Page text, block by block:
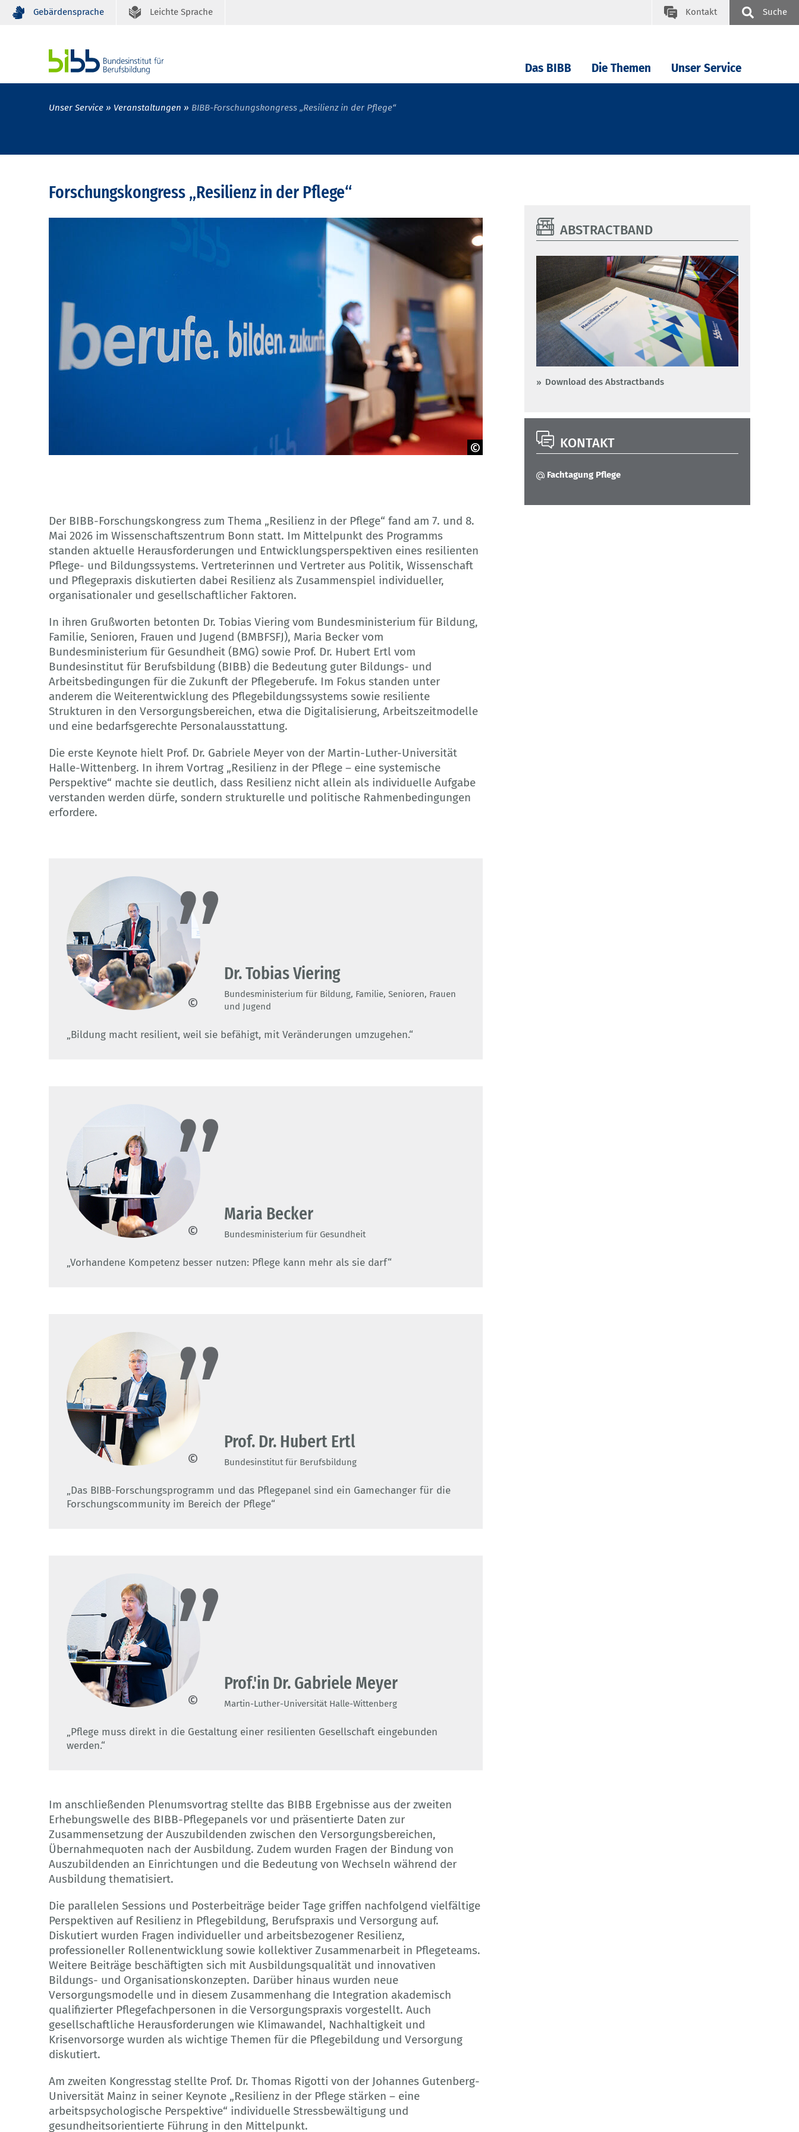
Gebärdensprache Leichte Sprache Kontakt Suche
Das BIBB Die Themen Unser Service
Unser Service Veranstaltungen BIBB-Forschungskongress „Resilienz in der Pflege“
Forschungskongress „Resilienz in der Pflege“
Der BIBB-Forschungskongress zum Thema „Resilienz in der Pflege“ fand am 7. und 8.
Mai 2026 im Wissenschaftszentrum Bonn statt. Im Mittelpunkt des Programms
standen aktuelle Herausforderungen und Entwicklungsperspektiven eines resilienten
Pflege- und Bildungssystems. Vertreterinnen und Vertreter aus Politik, Wissenschaft
und Pflegepraxis diskutierten dabei Resilienz als Zusammenspiel individueller,
organisationaler und gesellschaftlicher Faktoren.
In ihren Grußworten betonten Dr. Tobias Viering vom Bundesministerium für Bildung,
Familie, Senioren, Frauen und Jugend (BMBFSFJ), Maria Becker vom
Bundesministerium für Gesundheit (BMG) sowie Prof. Dr. Hubert Ertl vom
Bundesinstitut für Berufsbildung (BIBB) die Bedeutung guter Bildungs- und
Arbeitsbedingungen für die Zukunft der Pflegeberufe. Im Fokus standen unter
anderem die Weiterentwicklung des Pflegebildungssystems sowie resiliente
Strukturen in den Versorgungsbereichen, etwa die Digitalisierung, Arbeitszeitmodelle
und eine bedarfsgerechte Personalausstattung.
Die erste Keynote hielt Prof. Dr. Gabriele Meyer von der Martin-Luther-Universität
Halle-Wittenberg. In ihrem Vortrag „Resilienz in der Pflege – eine systemische
Perspektive“ machte sie deutlich, dass Resilienz nicht allein als individuelle Aufgabe
verstanden werden dürfe, sondern strukturelle und politische Rahmenbedingungen
erfordere.
Dr. Tobias Viering
Bundesministerium für Bildung, Familie, Senioren, Frauen
und Jugend
„Bildung macht resilient, weil sie befähigt, mit Veränderungen umzugehen.“
Maria Becker
Bundesministerium für Gesundheit
„Vorhandene Kompetenz besser nutzen: Pflege kann mehr als sie darf“
Prof. Dr. Hubert Ertl
Bundesinstitut für Berufsbildung
„Das BIBB-Forschungsprogramm und das Pflegepanel sind ein Gamechanger für die
Forschungscommunity im Bereich der Pflege“
Prof.'in Dr. Gabriele Meyer
Martin-Luther-Universität Halle-Wittenberg
„Pflege muss direkt in die Gestaltung einer resilienten Gesellschaft eingebunden
werden.“
Im anschließenden Plenumsvortrag stellte das BIBB Ergebnisse aus der zweiten
Erhebungswelle des BIBB-Pflegepanels vor und präsentierte Daten zur
Zusammensetzung der Auszubildenden zwischen den Versorgungsbereichen,
Übernahmequoten nach der Ausbildung. Zudem wurden Fragen der Bindung von
Auszubildenden an Einrichtungen und die Bedeutung von Wechseln während der
Ausbildung thematisiert.
Die parallelen Sessions und Posterbeiträge beider Tage griffen nachfolgend vielfältige
Perspektiven auf Resilienz in Pflegebildung, Berufspraxis und Versorgung auf.
Diskutiert wurden Fragen individueller und arbeitsbezogener Resilienz,
professioneller Rollenentwicklung sowie kollektiver Zusammenarbeit in Pflegeteams.
Weitere Beiträge beschäftigten sich mit Ausbildungsqualität und innovativen
Bildungs- und Organisationskonzepten. Darüber hinaus wurden neue
Versorgungsmodelle und in diesem Zusammenhang die Integration akademisch
qualifizierter Pflegefachpersonen in die Versorgungspraxis vorgestellt. Auch
gesellschaftliche Herausforderungen wie Klimawandel, Nachhaltigkeit und
Krisenvorsorge wurden als wichtige Themen für die Pflegebildung und Versorgung
diskutiert.
Am zweiten Kongresstag stellte Prof. Dr. Thomas Rigotti von der Johannes Gutenberg-
Universität Mainz in seiner Keynote „Resilienz in der Pflege stärken – eine
arbeitspsychologische Perspektive“ individuelle Stressbewältigung und
gesundheitsorientierte Führung in den Mittelpunkt.
ABSTRACTBAND
Download des Abstractbands
KONTAKT
Fachtagung Pflege